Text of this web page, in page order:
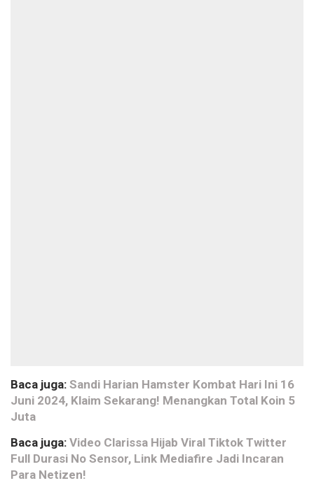
Baca juga: Sandi Harian Hamster Kombat Hari Ini 16
Juni 2024, Klaim Sekarang! Menangkan Total Koin 5
Juta
Baca juga: Video Clarissa Hijab Viral Tiktok Twitter
Full Durasi No Sensor, Link Mediafire Jadi Incaran
Para Netizen!